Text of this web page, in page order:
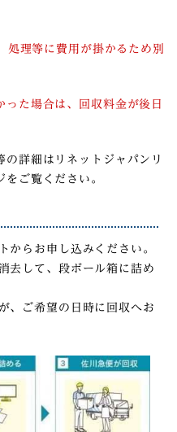
理等に費⽤が掛かるため別
た場合は、回収料⾦が後⽇
詳細はリネットジャパンリ
ご覧ください。
からお申し込みください。
去して、段ボール箱に詰め
、ご希望の日時に回収へお